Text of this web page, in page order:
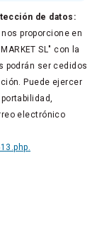
de datos:
proporcione en
SL" con la
podrán ser cedidos
Puede ejercer
electrónico